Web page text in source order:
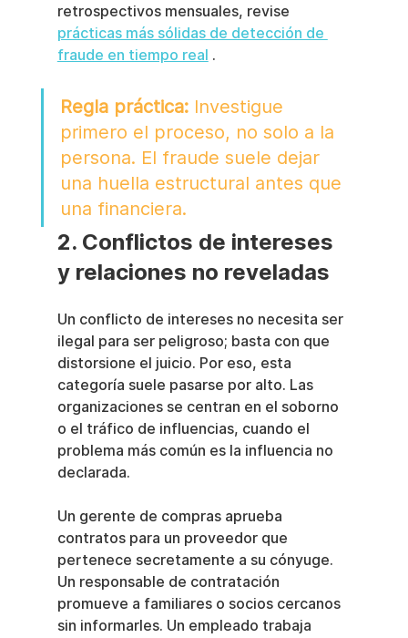
retrospectivos mensuales, revise
prácticas más sólidas de detección de
fraude en tiempo real .
Regla práctica: Investigue
primero el proceso, no solo a la
persona. El fraude suele dejar
una huella estructural antes que
una financiera.
2. Conflictos de intereses
y relaciones no reveladas
Un conflicto de intereses no necesita ser
ilegal para ser peligroso; basta con que
distorsione el juicio. Por eso, esta
categoría suele pasarse por alto. Las
organizaciones se centran en el soborno
o el tráfico de influencias, cuando el
problema más común es la influencia no
declarada.
Un gerente de compras aprueba
contratos para un proveedor que
pertenece secretamente a su cónyuge.
Un responsable de contratación
promueve a familiares o socios cercanos
sin informarles. Un empleado trabaja